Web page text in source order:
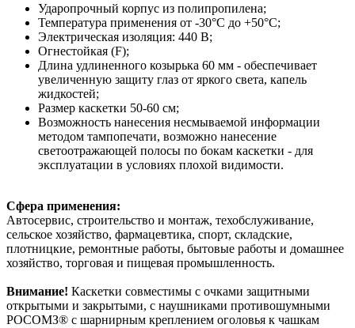
Ударопрочный корпус из полипропилена;
Температура применения от -30°С до +50°С;
Электрическая изоляция: 440 В;
Огнестойкая (F);
Длина удлиненного козырька 60 мм - обеспечивает
увеличенную защиту глаз от яркого света, капель
жидкостей;
Размер каскетки 50-60 см;
Возможность нанесения несмываемой информации
методом тампопечати, возможно нанесение
светоотражающей полосы по бокам каскетки - для
эксплуатации в условиях плохой видимости.
Сфера применения:
Автосервис, cтроительство и монтаж, техобслуживание,
сельское хозяйство, фармацевтика, спорт, складские,
плотницкие, ремонтные работы, бытовые работы и домашнее
хозяйство, торговая и пищевая промышленность.
Внимание! Каскетки совместимы с очками защитными
открытыми и закрытыми, с наушниками противошумными
РОСОМЗ® с шарнирным креплением оголовья к чашкам